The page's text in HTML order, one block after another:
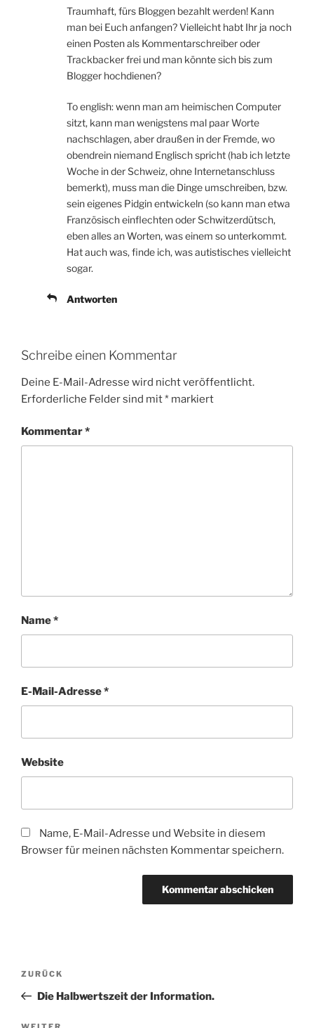
Traumhaft, fürs Bloggen bezahlt werden! Kann
man bei Euch anfangen? Vielleicht habt Ihr ja noch
einen Posten als Kommentarschreiber oder
Trackbacker frei und man könnte sich bis zum
Blogger hochdienen?
To english: wenn man am heimischen Computer
sitzt, kann man wenigstens mal paar Worte
nachschlagen, aber draußen in der Fremde, wo
obendrein niemand Englisch spricht (hab ich letzte
Woche in der Schweiz, ohne Internetanschluss
bemerkt), muss man die Dinge umschreiben, bzw.
sein eigenes Pidgin entwickeln (so kann man etwa
Französisch einflechten oder Schwitzerdütsch,
eben alles an Worten, was einem so unterkommt.
Hat auch was, finde ich, was autistisches vielleicht
sogar.
Antworten
Schreibe einen Kommentar
Deine E-Mail-Adresse wird nicht veröffentlicht.
Erforderliche Felder sind mit* markiert
Kommentar*
Name*
E-Mail-Adresse*
Website
Name, E-Mail-Adresse und Website in diesem
Browser für meinen nächsten Kommentar speichern.
Beitragsnavigation
Vorheriger
Beitrag
ZURÜCK
Die Halbwertszeit der Information.